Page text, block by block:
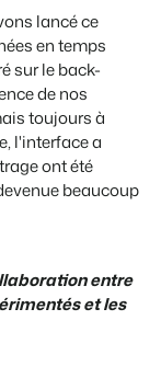
lancé ce
en temps
sur le back-
de nos
toujours à
l'interface a
ont été
beaucoup
entre
et les